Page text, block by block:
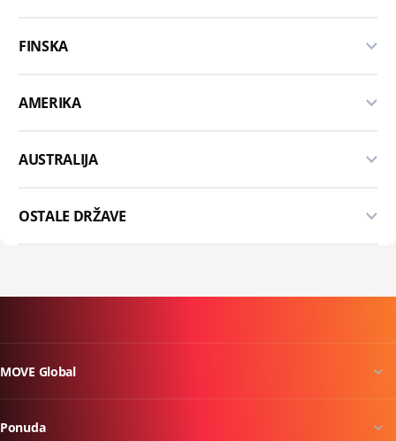
FINSKA
AMERIKA
AUSTRALIJA
OSTALE DRŽAVE
MOVE Global
Ponuda